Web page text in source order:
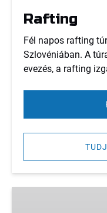
Rafting
Fél napos rafting
Szlovéniában. A
evezés, a rafting